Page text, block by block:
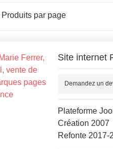
Produits par page
Site internet
Demandez un
Plateforme
Création 2007
Refonte 2017-